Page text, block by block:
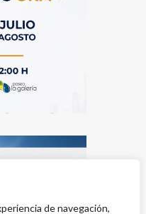
de navegación,